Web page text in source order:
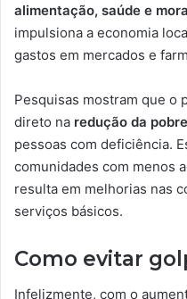
alimentação, saúde e
impulsiona a economia
gastos em mercados e
Pesquisas mostram que o
direto na redução da
pessoas com deficiência.
comunidades com menos
resulta em melhorias nas
serviços básicos.
Como evitar
Infelizmente, com o